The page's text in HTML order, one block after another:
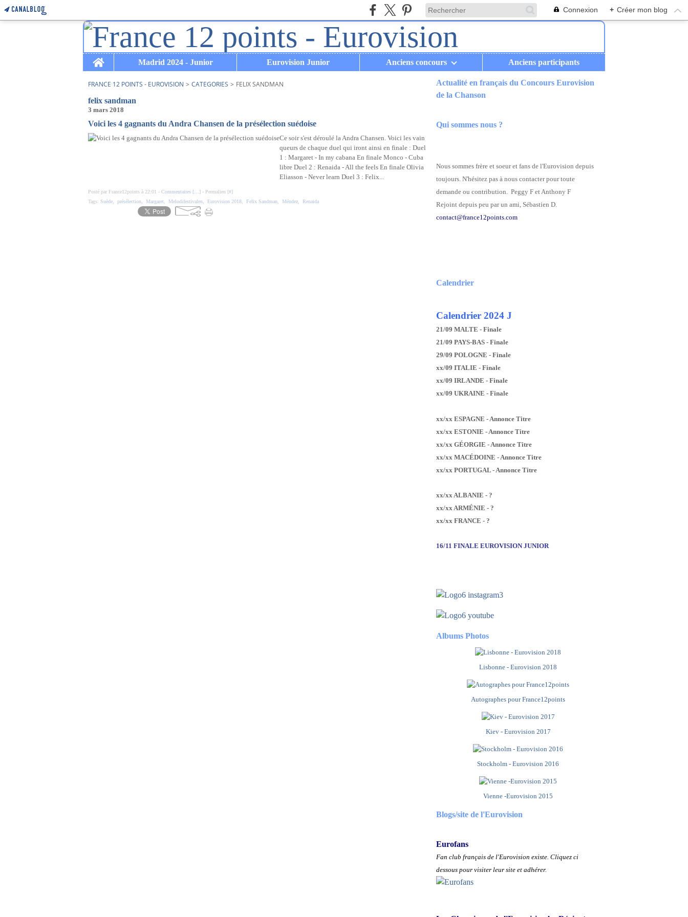
Connexion + Créer mon blog
Home
Madrid 2024 - Junior Eurovision Junior Anciens concours Anciens participants
FRANCE 12 POINTS - EUROVISION > CATEGORIES > FELIX SANDMAN
felix sandman
3 mars 2018
Voici les 4 gagnants du Andra Chansen de la présélection suédoise
Ce soir s'est déroulé la Andra Chansen. Voici les vain
queurs de chaque duel qui iront ainsi en finale : Duel
1 : Margaret - In my cabana En finale Monco - Cuba
libre Duel 2 : Renaida - All the feels En finale Olivia
Eliasson - Never learn Duel 3 : Felix...
Posté par France12points à 22:01 - Commentaires [ ] - Permalien [#]
Tags: Suède présélection Margaret Melodifestivalen Eurovision 2018 Felix Sandman Méndez Renaida
Actualité en français du Concours Eurovision
de la Chanson
Qui sommes nous ?
Nous sommes frère et soeur et fans de l'Eurovision depuis
toujours. N'hésitez pas à nous contacter pour toute
demande ou contribution. Peggy F et Anthony F
Rejoint depuis peu par un ami, Sébastien D.
contact@france12points.com
Calendrier
Calendrier 2024 J
21/09 MALTE - Finale
21/09 PAYS-BAS - Finale
29/09 POLOGNE - Finale
xx/09 ITALIE - Finale
xx/09 IRLANDE - Finale
xx/09 UKRAINE - Finale
xx/xx ESPAGNE - Annonce Titre
xx/xx ESTONIE - Annonce Titre
xx/xx GÉORGIE - Annonce Titre
xx/xx MACÉDOINE - Annonce Titre
xx/xx PORTUGAL - Annonce Titre
xx/xx ALBANIE - ?
xx/xx ARMÉNIE - ?
xx/xx FRANCE - ?
16/11 FINALE EUROVISION JUNIOR
Albums Photos
Lisbonne - Eurovision 2018
Autographes pour France12points
Kiev - Eurovision 2017
Stockholm - Eurovision 2016
Vienne -Eurovision 2015
Blogs/site de l'Eurovision
Eurofans
Fan club français de l'Eurovision existe. Cliquez ci
dessous pour visiter leur site et adhérer.